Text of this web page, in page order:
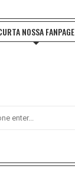
NOSSA FANPAGE